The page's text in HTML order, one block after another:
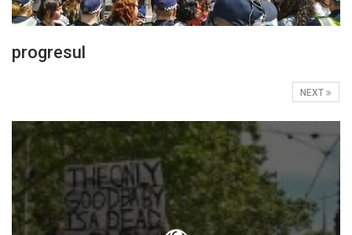
progresul
NEXT